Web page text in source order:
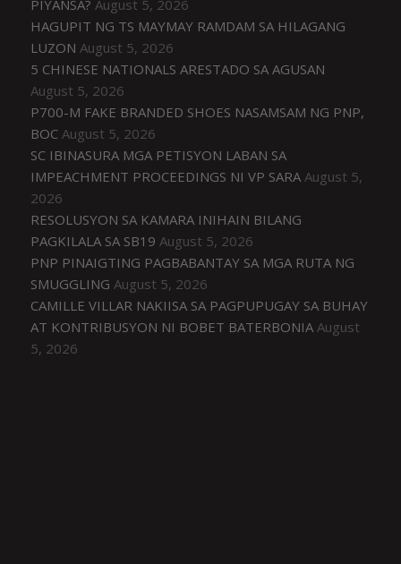
PIYANSA? August 5, 2026
HAGUPIT NG TS MAYMAY RAMDAM SA HILAGANG
LUZON August 5, 2026
5 CHINESE NATIONALS ARESTADO SA AGUSAN
August 5, 2026
P700-M FAKE BRANDED SHOES NASAMSAM NG PNP,
BOC August 5, 2026
SC IBINASURA MGA PETISYON LABAN SA
IMPEACHMENT PROCEEDINGS NI VP SARA August 5,
2026
RESOLUSYON SA KAMARA INIHAIN BILANG
PAGKILALA SA SB19 August 5, 2026
PNP PINAIGTING PAGBABANTAY SA MGA RUTA NG
SMUGGLING August 5, 2026
CAMILLE VILLAR NAKIISA SA PAGPUPUGAY SA BUHAY
AT KONTRIBUSYON NI BOBET BATERBONIA August
5, 2026